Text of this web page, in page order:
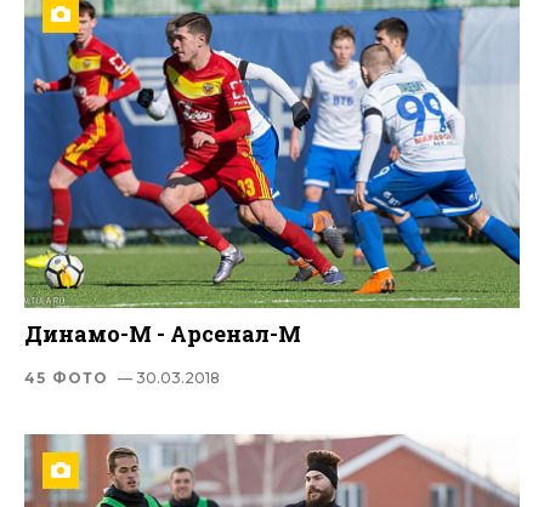
Динамо-М - Арсенал-М
45 ФОТО — 30.03.2018